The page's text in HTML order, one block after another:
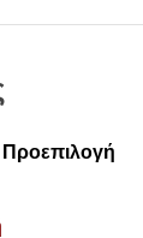
Προεπιλογή